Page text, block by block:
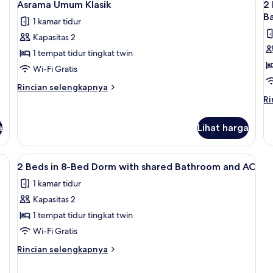
semua
foto
untuk
Asrama
Umum
Klasik
Asrama Umum Klasik
1 kamar tidur
Kapasitas 2
1 tempat tidur tingkat twin
Wi-Fi Gratis
Rincian selengkapnya
Rincian
Umum
Klasik
Lihat harga
2
in
2
2
dan setrika/meja setrika
Lihat
semua
foto
untuk
2
Beds
in
8-
Seprai antialergi, tirai kedap cahaya,
3
2 Beds in 8-Bed Dorm with shared Bathroom and AC
1 kamar tidur
Kapasitas 2
1 tempat tidur tingkat twin
Wi-Fi Gratis
Rincian selengkapnya
Rincian